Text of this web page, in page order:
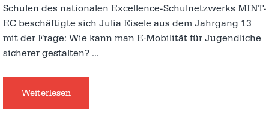
Schulen des nationalen Excellence-Schulnetzwerks MINT-
EC beschäftigte sich Julia Eisele aus dem Jahrgang 13
mit der Frage: Wie kann man E-Mobilität für Jugendliche
sicherer gestalten? …
Weiterlesen